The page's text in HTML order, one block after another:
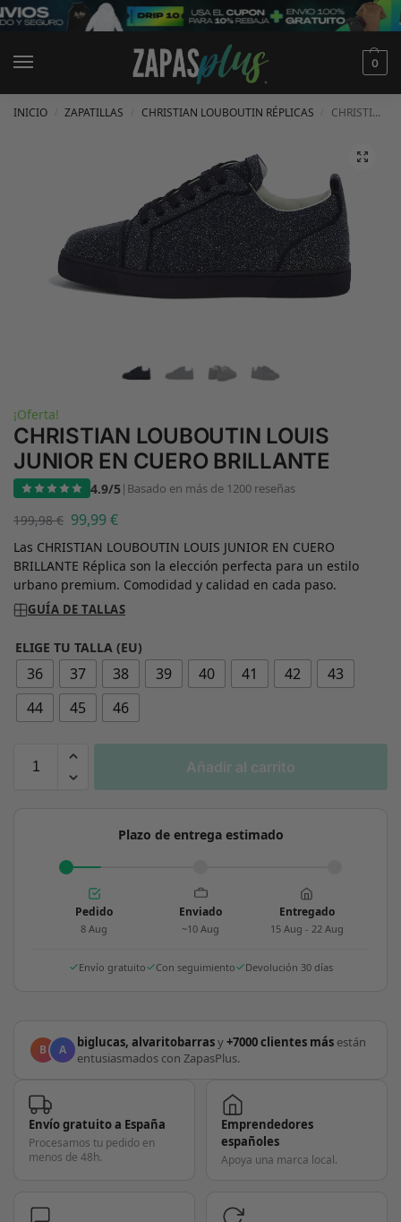
0
INICIO ZAPATILLAS CHRISTIAN LOUBOUTIN RÉPLICAS CHRISTIAN LOUBOUTIN LOUIS JUNIOR EN CUERO BRILLANTE
¡Oferta!
CHRISTIAN LOUBOUTIN LOUIS
JUNIOR EN CUERO BRILLANTE
4.9/5| Basado en más de 1200 reseñas
199,98€ 99,99€
Las CHRISTIAN LOUBOUTIN LOUIS JUNIOR EN CUERO
BRILLANTE Réplica son la elección perfecta para un estilo
urbano premium. Comodidad y calidad en cada paso.
GUÍA DE TALLAS
ELIGE TU TALLA (EU)
36 37 38 39 40 41 42
43
44
45 46
Añadir al carrito
Plazo de entrega estimado
Pedido
8 Aug
Enviado
~10 Aug
Entregado
15 Aug - 22 Aug
Envío gratuito Con seguimiento Devolución 30 días
B A biglucas, alvaritobarrasy+7000 clientes más están
entusiasmados con ZapasPlus.
Envío gratuito a España
Procesamos tu pedido en
menos de 48h.
Emprendedores
españoles
Apoya una marca local.